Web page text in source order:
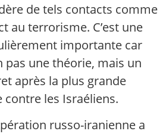
de tels contacts comme
au terrorisme. C’est une
importante car
pas une théorie, mais un
après la plus grande
les Israéliens.
russo-iranienne a